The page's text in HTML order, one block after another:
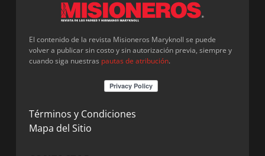
El contenido de la revista Misioneros Maryknoll se puede
volver a publicar sin costo y sin autorización previa, siempre y
cuando siga nuestras pautas de atribución.
Términos y Condiciones
Mapa del Sitio